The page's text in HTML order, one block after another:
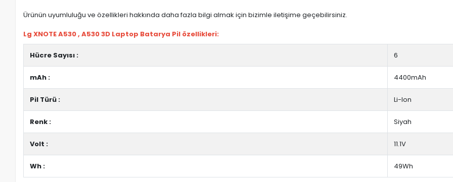
Ürünün uyumluluğu ve özellikleri hakkında daha fazla bilgi almak için bizimle iletişime geçebilirsiniz.
Lg XNOTE A530 , A530 3D Laptop Batarya Pil özellikleri:
Hücre Sayısı : 6
mAh : 4400mAh
Pil Türü : Li-Ion
Renk : Siyah
Volt : 11.1V
Wh : 49Wh